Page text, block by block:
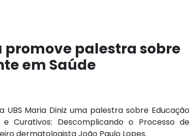
promove palestra sobre
em Saúde
Maria Diniz uma palestra sobre Educação
Curativos: Descomplicando o Processo de